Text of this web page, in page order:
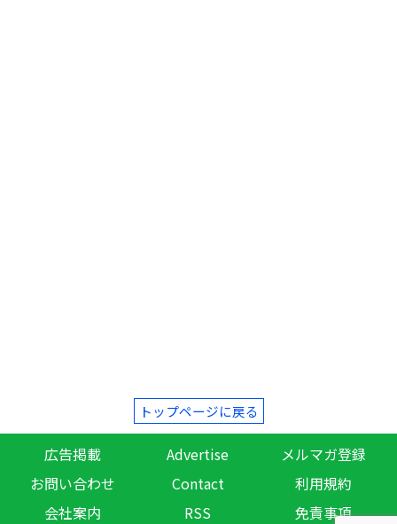
トップページに戻る
広告掲載 Advertise
メルマガ登録
お問い合わせ
Contact
利用規約
会社案内
RSS 免責事項